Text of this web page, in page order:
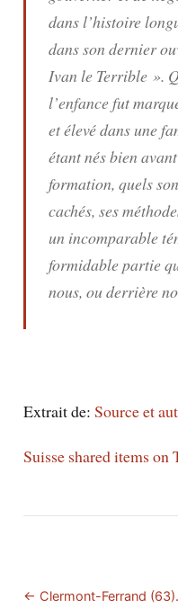
dans l’histoire
dans son dernier
Ivan le Terrible ».
l’enfance fut
et élevé dans une
étant nés bien
formation, quels
cachés, ses
un incomparable
formidable partie
nous, ou derrière
Extrait de: Source et
Suisse shared items on
← Clermont-Ferrand